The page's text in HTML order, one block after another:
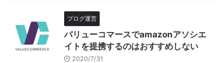
ブログ運営
バリューコマースでamazonアソシエ
イトを提携するのはおすすめしない
2020/7/31